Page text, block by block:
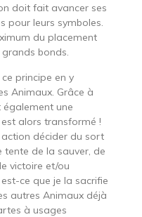
doit fait avancer ses
pour leurs symboles.
du placement
bonds.
principe en y
Animaux. Grâce à
également une
alors transformé !
décider du sort
tente de la sauver, de
victoire et/ou
ce que je la sacrifie
autres Animaux déjà
à usages